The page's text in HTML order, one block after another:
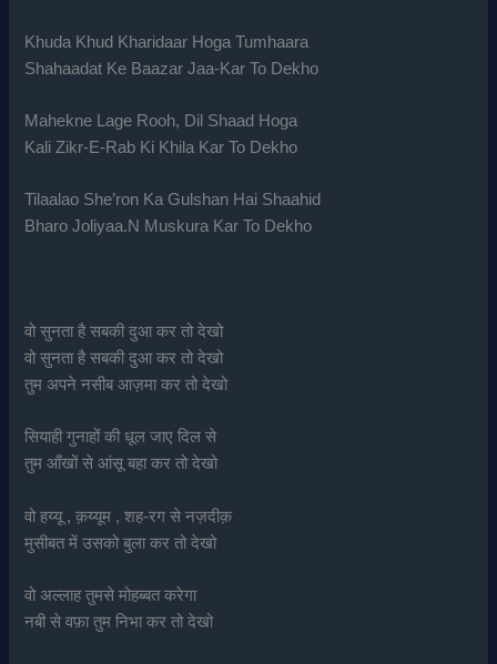
Khuda Khud Kharidaar Hoga Tumhaara
Shahaadat Ke Baazar Jaa-Kar To Dekho
Mahekne Lage Rooh, Dil Shaad Hoga
Kali Zikr-E-Rab Ki Khila Kar To Dekho
Tilaalao She’ron Ka Gulshan Hai Shaahid
Bharo Joliyaa.N Muskura Kar To Dekho
वो सुनता है सबकी दुआ कर तो देखो
वो सुनता है सबकी दुआ कर तो देखो
तुम अपने नसीब आज़मा कर तो देखो
सियाही गुनाहों की धूल जाए दिल से
तुम आँखों से आंसू बहा कर तो देखो
वो हय्यू , क़य्यूम , शह-रग से नज़दीक़
मुसीबत में उसको बुला कर तो देखो
वो अल्लाह तुमसे मोहब्बत करेगा
नबी से वफ़ा तुम निभा कर तो देखो